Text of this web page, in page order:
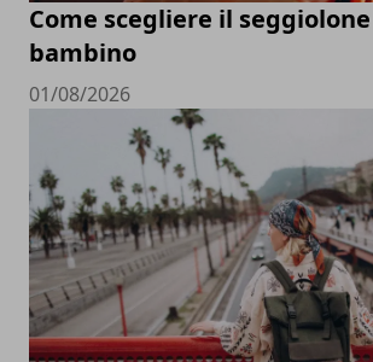
Come scegliere il
bambino
01/08/2026